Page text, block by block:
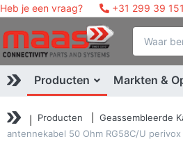
Heb je een vraag? +31 299 39
Producten Markten &
Producten Geassembleerde
antennekabel 50 Ohm RG58C/U